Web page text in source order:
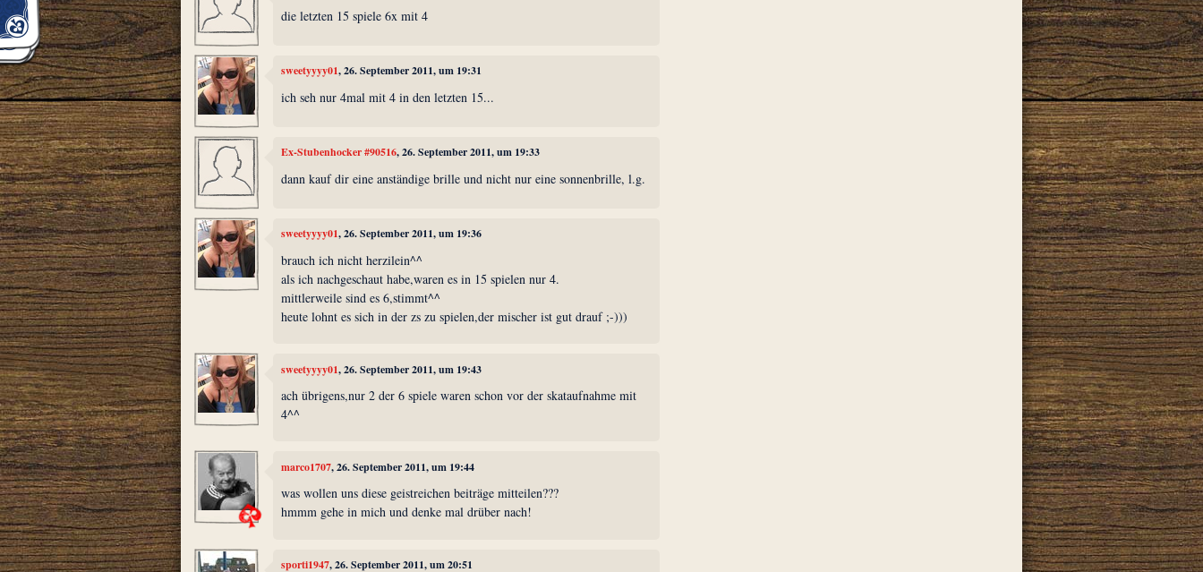
die letzten 15 spiele 6x mit 4
sweetyyyy01, 26. September 2011, um 19:31
ich seh nur 4mal mit 4 in den letzten 15...
Ex-Stubenhocker #90516, 26. September 2011, um 19:33
dann kauf dir eine anständige brille und nicht nur eine sonnenbrille, l.g.
sweetyyyy01, 26. September 2011, um 19:36
brauch ich nicht herzilein^^
als ich nachgeschaut habe,waren es in 15 spielen nur 4.
mittlerweile sind es 6,stimmt^^
heute lohnt es sich in der zs zu spielen,der mischer ist gut drauf ;-)))
sweetyyyy01, 26. September 2011, um 19:43
ach übrigens,nur 2 der 6 spiele waren schon vor der skataufnahme mit
4^^
marco1707, 26. September 2011, um 19:44
was wollen uns diese geistreichen beiträge mitteilen???
hmmm gehe in mich und denke mal drüber nach!
sporti1947, 26. September 2011, um 20:51